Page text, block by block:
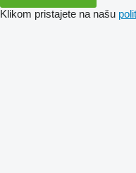
Klikom pristajete na našu